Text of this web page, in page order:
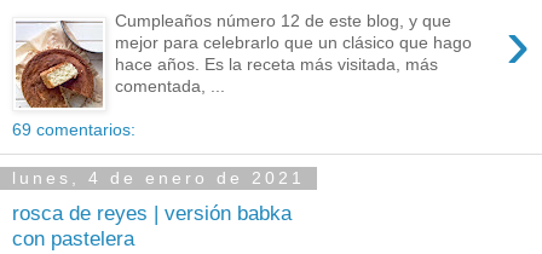
›
Cumpleaños número 12 de este blog, y que
mejor para celebrarlo que un clásico que hago
hace años. Es la receta más visitada, más
comentada, ...
69 comentarios:
lunes, 4 de enero de 2021
rosca de reyes | versión babka
con pastelera